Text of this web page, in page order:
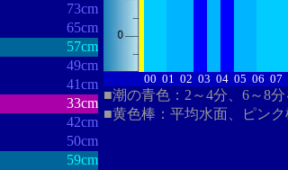
73cm
65cm
57cm
49cm
41cm
33cm
42cm
50cm
59cm
00 01 02 03 04 05 06 07
■潮の青色：2～4分、6～8分
■黄色棒：平均水面、ピンク